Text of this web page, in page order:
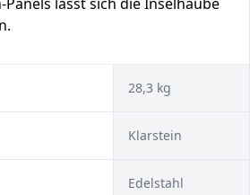
28,3 kg
Klarstein
Edelstahl